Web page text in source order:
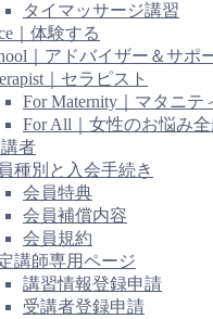
タイマッサージ講習
｜体験する
｜アドバイザー＆サポ
｜セラピスト
For Maternity｜マタニテ
For All｜女性のお悩み
者
種別と入会手続き
会員特典
会員補償内容
会員規約
講師専用ページ
講習情報登録申請
受講者登録申請